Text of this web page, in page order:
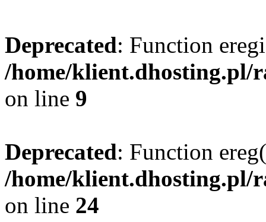
Deprecated: Function
/home/klient.dhosting.pl/
on line 9
Deprecated: Function
/home/klient.dhosting.pl/
on line 24